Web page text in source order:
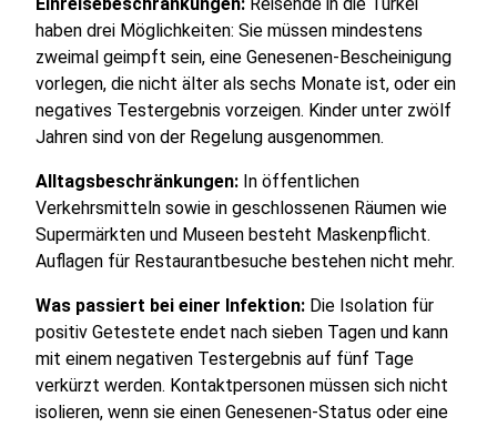
haben drei Möglichkeiten: Sie müssen mindestens
zweimal geimpft sein, eine Genesenen-Bescheinigung
vorlegen, die nicht älter als sechs Monate ist, oder ein
negatives Testergebnis vorzeigen. Kinder unter zwölf
Jahren sind von der Regelung ausgenommen.
Alltagsbeschränkungen: In öffentlichen
Verkehrsmitteln sowie in geschlossenen Räumen wie
Supermärkten und Museen besteht Maskenpflicht.
Auflagen für Restaurantbesuche bestehen nicht mehr.
Was passiert bei einer Infektion: Die Isolation für
positiv Getestete endet nach sieben Tagen und kann
mit einem negativen Testergebnis auf fünf Tage
verkürzt werden. Kontaktpersonen müssen sich nicht
isolieren, wenn sie einen Genesenen-Status oder eine